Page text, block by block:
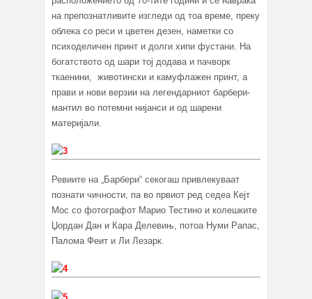
на препознатливите изгледи од тоа време, преку
облека со реси и цветен дезен, наметки со
психоделичен принт и долги хипи фустани. На
богатството од шари тој додава и пачворк
ткаенини, животински и камуфлажен принт, а
прави и нови верзии на легендарниот барбери-
мантил во потемни нијанси и од шарени
материјали.
Ревиите на „Барбери“ секогаш привлекуваат
познати чичности, па во првиот ред седеа Кејт
Мос со фотографот Марио Тестино и колешките
Џордан Дан и Кара Делевињ, потоа Нуми Рапас,
Палома Феит и Ли Лезарк.